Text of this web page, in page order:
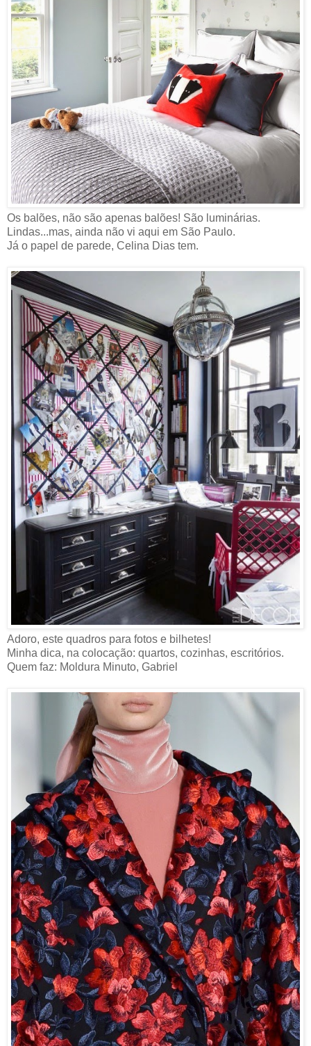
Os balões, não são apenas balões! São luminárias.
Lindas...mas, ainda não vi aqui em São Paulo.
Já o papel de parede, Celina Dias tem.
Adoro, este quadros para fotos e bilhetes!
Minha dica, na colocação: quartos, cozinhas, escritórios.
Quem faz: Moldura Minuto, Gabriel